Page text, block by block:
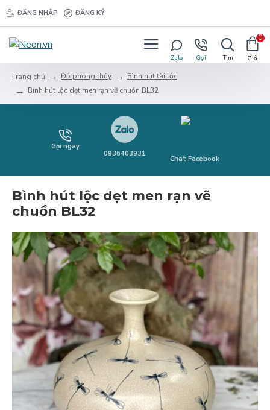
ĐĂNG NHẬP ĐĂNG KÝ
0
Trang chủ Đồ phong thủy
Bình hút tài lộc
Bình hút lộc dẹt men rạn vẽ chuồn BL32
Gọi ngay
0936403931
Chat Facebook
Bình hút lộc dẹt men rạn vẽ
chuồn BL32